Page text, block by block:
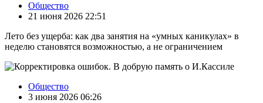
Общество
21 июня 2026 22:51
Лето без ущерба: как два занятия на «умных каникулах» в
неделю становятся возможностью, а не ограничением
Общество
3 июня 2026 06:26